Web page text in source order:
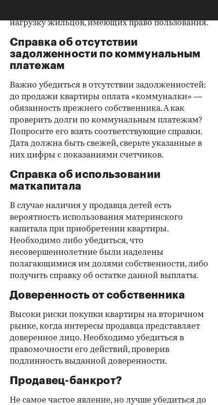
нагрузку жильцов, имеющих право пользования.
Справка об отсутствии
задолженности по коммунальным
платежам
Важно убедиться в отсутствии задолженностей:
до продажи квартиры оплата «коммуналки» —
обязанность прежнего собственника. А как
проверить долги по коммунальным платежам?
Попросите его взять соответствующие справки.
Дата должна быть свежей, сверьте указанные в
них цифры с показаниями счетчиков.
Справка об использовании
маткапитала
В случае наличия у продавца детей есть
вероятность использования материнского
капитала при приобретении квартиры.
Необходимо либо убедиться, что
несовершеннолетние были наделены
полагающимися им долями собственности, либо
получить справку об остатке данной выплаты.
Доверенность от собственника
Высоки риски покупки квартиры на вторичном
рынке, когда интересы продавца представляет
доверенное лицо. Необходимо убедиться в
правомочности его действий, проверив
подлинность выданной доверенности.
Продавец-банкрот?
Не самое частое явление, но лучше убедиться до